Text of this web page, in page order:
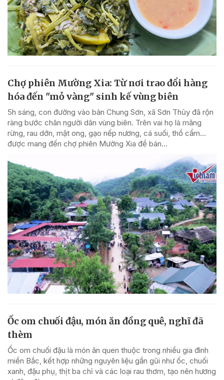
Chợ phiên Mường Xia: Từ nơi trao đổi hàng
hóa đến "mỏ vàng" sinh kế vùng biên
5h sáng, con đường vào bản Chung Sơn, xã Sơn Thủy đã rộn
ràng bước chân người dân vùng biên. Trên vai họ là măng
rừng, rau dớn, mật ong, gạo nếp nương, cá suối, thổ cẩm…
được mang đến chợ phiên Mường Xia để bán...
Ốc om chuối đậu, món ăn đồng quê, nghĩ đã
thèm
Ốc om chuối đậu là món ăn quen thuộc trong nhiều gia đình
miền Bắc, kết hợp những nguyên liệu gần gũi như ốc, chuối
xanh, đậu phụ, thịt ba chỉ và các loại rau thơm, tạo nên hương